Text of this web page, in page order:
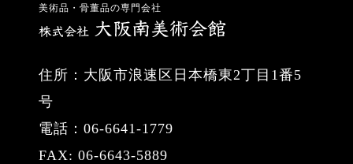
美術品・骨董品の専門会社
住所：大阪市浪速区日本橋東2丁目1番5
号
電話：06-6641-1779
FAX: 06-6643-5889